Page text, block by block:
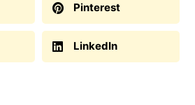
Pinterest
LinkedIn